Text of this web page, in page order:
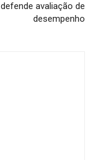
defende avaliação de
desempenho